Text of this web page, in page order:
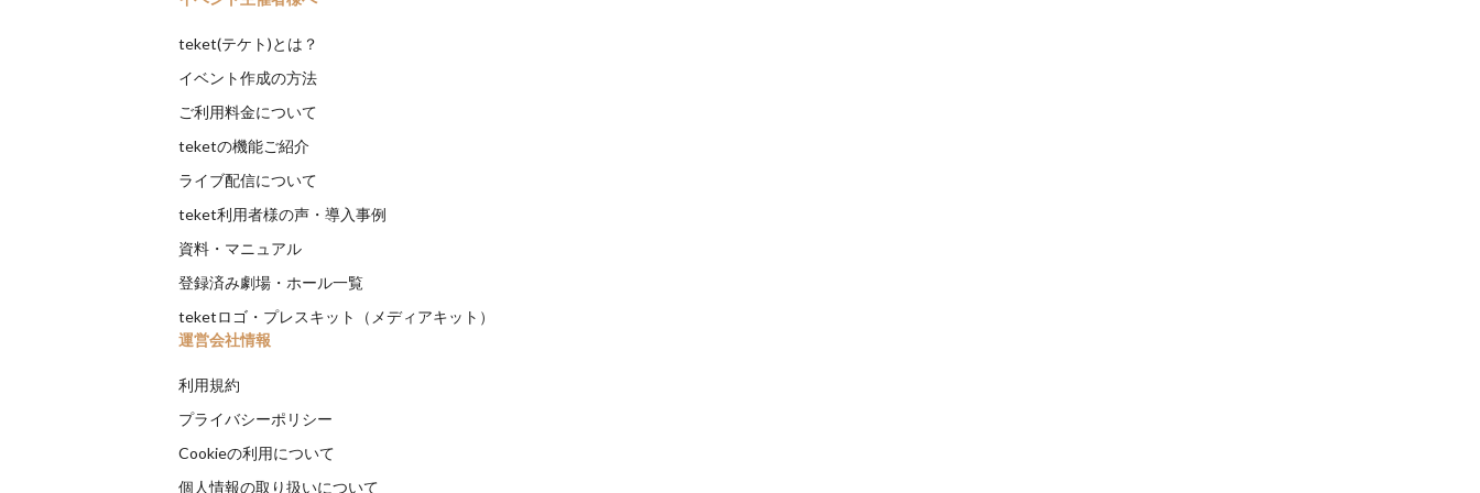
teket(テケト)とは？
イベント作成の方法
ご利用料金について
teketの機能ご紹介
ライブ配信について
teket利用者様の声・導入事例
資料・マニュアル
登録済み劇場・ホール一覧
teketロゴ・プレスキット（メディアキット）
運営会社情報
利用規約
プライバシーポリシー
Cookieの利用について
個人情報の取り扱いについて